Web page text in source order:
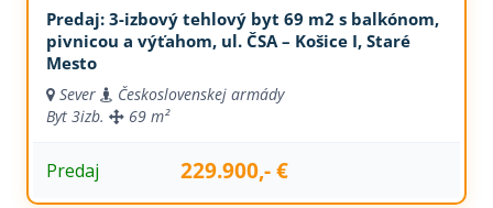
Predaj: 3-izbový tehlový byt 69 m2 s balkónom,
pivnicou a výťahom, ul. ČSA – Košice I, Staré
Mesto
Sever
Československej armády
Byt 3izb. 69 m²
Predaj 229.900,- €